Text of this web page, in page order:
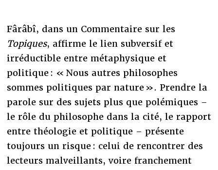
Fârâbî, dans un Commentaire sur les
Topiques, affirme le lien subversif et
irréductible entre métaphysique et
politique : « Nous autres philosophes
sommes politiques par nature ». Prendre la
parole sur des sujets plus que polémiques –
le rôle du philosophe dans la cité, le rapport
entre théologie et politique – présente
toujours un risque : celui de rencontrer des
lecteurs malveillants, voire franchement